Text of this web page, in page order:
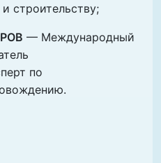
строительству;
— Международный
по